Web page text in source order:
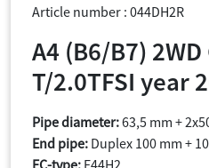
Article number : 044DH2R
A4 (B6/B7)
T/2.0TFSI year
Pipe diameter:63,5 mm +
End pipe: Duplex 100 mm +
EC-type: E44H2